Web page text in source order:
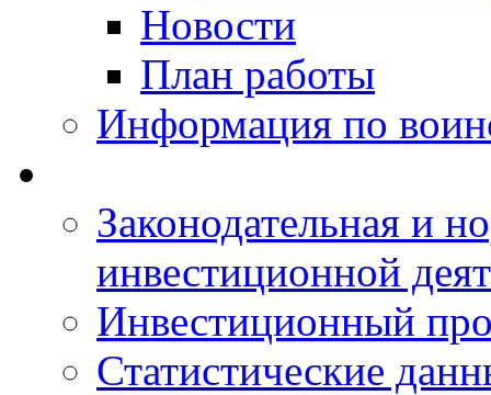
Новости
План работы
Информация по
Законодательная и
инвестиционной
Инвестиционный
Статистические